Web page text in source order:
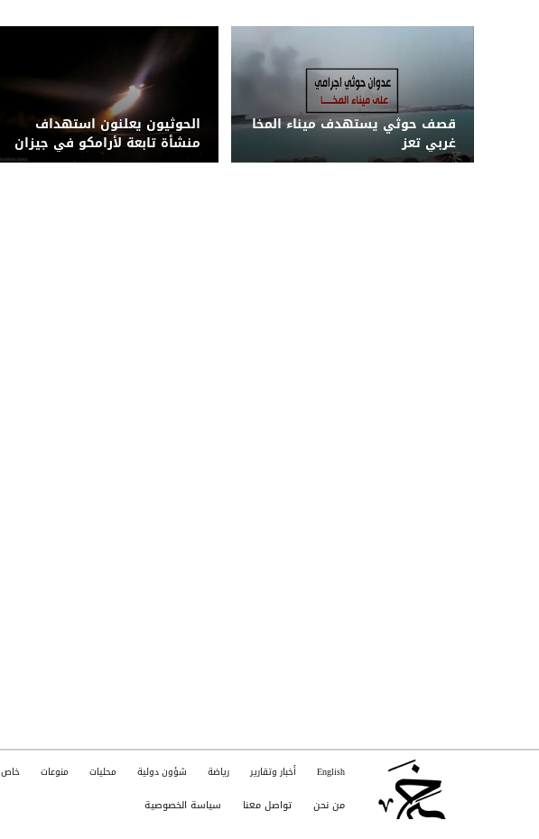
قصف حوثي يستهدف ميناء المخا
غربي تعز
الحوثيون يعلنون استهداف
منشأة تابعة لأرامكو في جيزان
بطائرة مسيّرة
English أخبار وتقارير رياضة شؤون دولية محليات منوعات خاص
من نحن تواصل معنا
سياسة الخصوصية